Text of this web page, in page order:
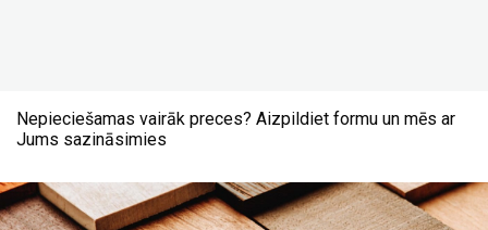
Nepieciešamas vairāk preces? Aizpildiet formu un mēs ar
Jums sazināsimies